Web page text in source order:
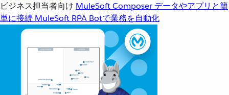
ビジネス担当者向け MuleSoft Composer データやアプリと簡
単に接続 MuleSoft RPA Botで業務を自動化